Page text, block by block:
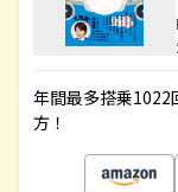
年間最多搭乗1022
方！